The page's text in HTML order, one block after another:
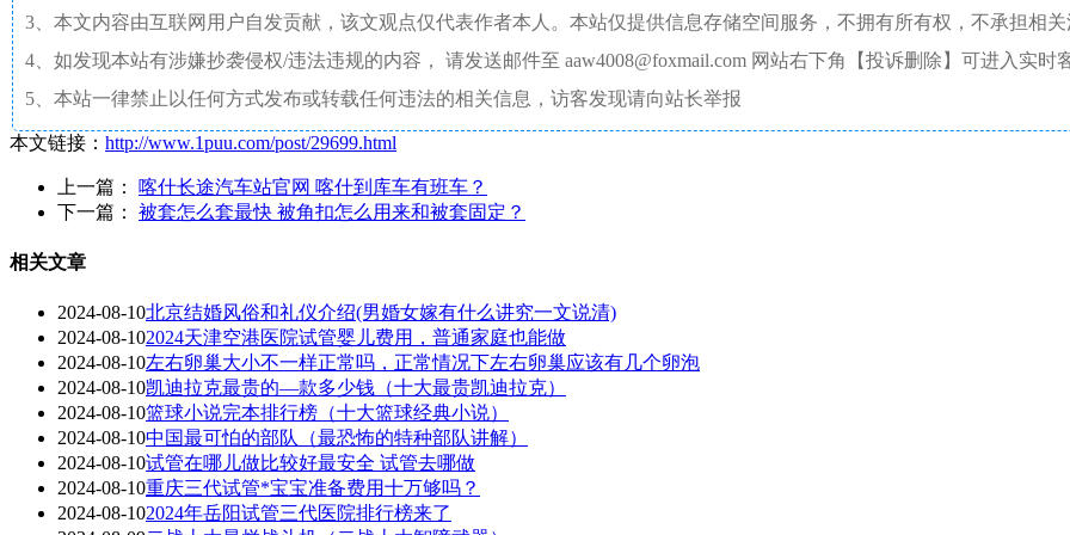
3、本文内容由互联网用户自发贡献，该文观点仅代表作者本人。本站仅提供信息存储空间服务，不拥有所有权，不承担相
4、如发现本站有涉嫌抄袭侵权/违法违规的内容， 请发送邮件至 aaw4008@foxmail.com 网站右下角【投诉删除】可进入实时
5、本站一律禁止以任何方式发布或转载任何违法的相关信息，访客发现请向站长举报
本文链接： http://www.1puu.com/post/29699.html
上一篇： 喀什长途汽车站官网 喀什到库车有班车？
下一篇： 被套怎么套最快 被角扣怎么用来和被套固定？
相关文章
2024-08-10北京结婚风俗和礼仪介绍(男婚女嫁有什么讲究一文说清)
2024-08-102024天津空港医院试管婴儿费用，普通家庭也能做
2024-08-10左右卵巢大小不一样正常吗，正常情况下左右卵巢应该有几个卵泡
2024-08-10凯迪拉克最贵的—款多少钱（十大最贵凯迪拉克）
2024-08-10篮球小说完本排行榜（十大篮球经典小说）
2024-08-10中国最可怕的部队（最恐怖的特种部队讲解）
2024-08-10试管在哪儿做比较好最安全 试管去哪做
2024-08-10重庆三代试管*宝宝准备费用十万够吗？
2024-08-102024年岳阳试管三代医院排行榜来了